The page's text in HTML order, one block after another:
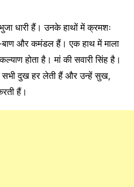
धारी हैं। उनके हाथों में क्रमशः
और कमंडल हैं। एक हाथ में माला
होता है। मां की सवारी सिंह है।
सभी दुख हर लेती हैं और उन्हें सुख,
हैं।